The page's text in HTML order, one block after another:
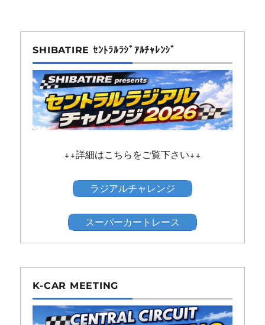
SHIBATIRE ｾﾝﾄﾗﾙﾗｼﾞｱﾙﾁｬﾚﾝｼﾞ
↓↓詳細はこちらをご覧下さい↓↓
ラジアルチャレンジ
スーパーカートレース
K-CAR MEETING